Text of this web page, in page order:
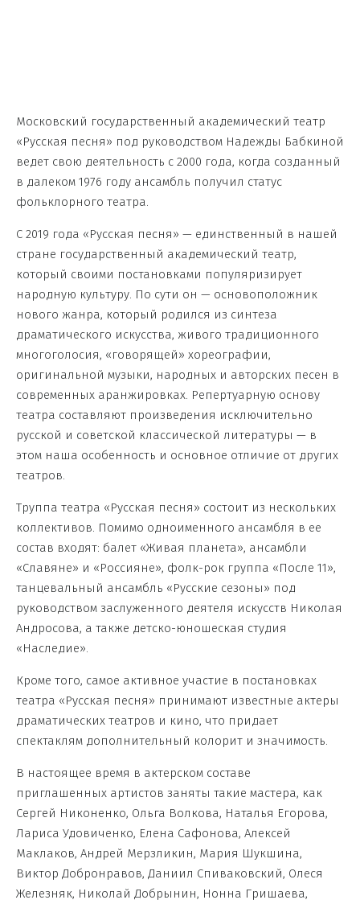
Московский государственный академический театр
«Русская песня» под руководством Надежды Бабкиной
ведет свою деятельность с 2000 года, когда созданный
в далеком 1976 году ансамбль получил статус
фольклорного театра.
С 2019 года «Русская песня» — единственный в нашей
стране государственный академический театр,
который своими постановками популяризирует
народную культуру. По сути он — основоположник
нового жанра, который родился из синтеза
драматического искусства, живого традиционного
многоголосия, «говорящей» хореографии,
оригинальной музыки, народных и авторских песен в
современных аранжировках. Репертуарную основу
театра составляют произведения исключительно
русской и советской классической литературы — в
этом наша особенность и основное отличие от других
театров.
Труппа театра «Русская песня» состоит из нескольких
коллективов. Помимо одноименного ансамбля в ее
состав входят: балет «Живая планета», ансамбли
«Славяне» и «Россияне», фолк-рок группа «После 11»,
танцевальный ансамбль «Русские сезоны» под
руководством заслуженного деятеля искусств Николая
Андросова, а также детско-юношеская студия
«Наследие».
Кроме того, самое активное участие в постановках
театра «Русская песня» принимают известные актеры
драматических театров и кино, что придает
спектаклям дополнительный колорит и значимость.
В настоящее время в актерском составе
приглашенных артистов заняты такие мастера, как
Сергей Никоненко, Ольга Волкова, Наталья Егорова,
Лариса Удовиченко, Елена Сафонова, Алексей
Маклаков, Андрей Мерзликин, Мария Шукшина,
Виктор Добронравов, Даниил Спиваковский, Олеся
Железняк, Николай Добрынин, Нонна Гришаева,